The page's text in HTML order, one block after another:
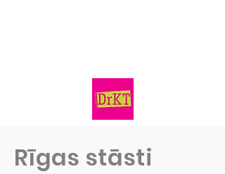
Rīgas stāsti